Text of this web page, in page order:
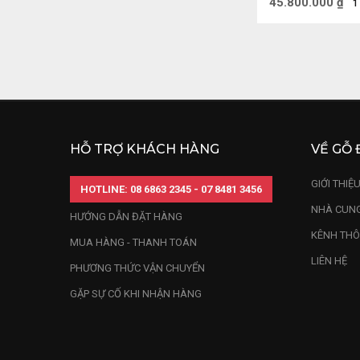
Tượng Gỗ
Tát, tượng
1
HỖ TRỢ KHÁCH HÀNG
HOTLINE: 08 6863 2345 - 07 8481 3456
HƯỚNG DẪN ĐẶT HÀNG
MUA HÀNG - THANH TOÁN
PHƯƠNG THỨC VẬN CHUYỂN
GẶP SỰ CỐ KHI NHẬN HÀNG
VỀ GỖ
GIỚI THIỆU
NHÀ
KÊNH
LIÊN HỆ